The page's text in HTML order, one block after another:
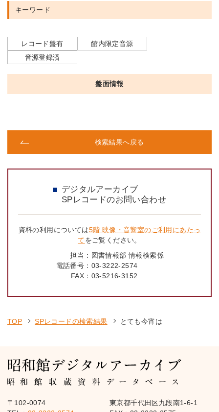
盤面情報
キーワード
レコード盤有
館内限定音源
音源登録済
検索結果へ戻る
デジタルアーカイブ
SPレコードのお問い合わせ
資料の利用については5階 映像・音響室のご利用にあたっ
てをご覧ください。
担当： 図書情報部 情報検索係
電話番号： 03-3222-2574
FAX： 03-5216-3152
TOP SPレコードの検索結果 とても今宵は
〒102-0074
東京都千代田区九段南1-6-1